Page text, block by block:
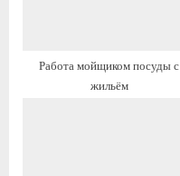
Работа мойщиком посуды с
жильём